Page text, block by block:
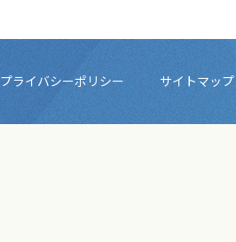
プライバシーポリシー サイトマップ